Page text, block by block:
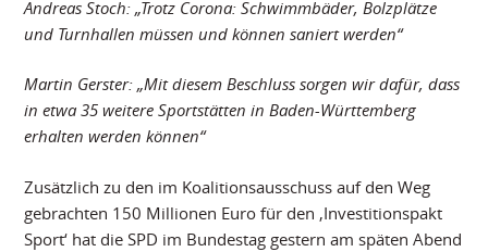
Andreas Stoch: „Trotz Corona: Schwimmbäder, Bolzplätze
und Turnhallen müssen und können saniert werden“
Martin Gerster: „Mit diesem Beschluss sorgen wir dafür, dass
in etwa 35 weitere Sportstätten in Baden-Württemberg
erhalten werden können“
Zusätzlich zu den im Koalitionsausschuss auf den Weg
gebrachten 150 Millionen Euro für den ‚Investitionspakt
Sport‘ hat die SPD im Bundestag gestern am späten Abend